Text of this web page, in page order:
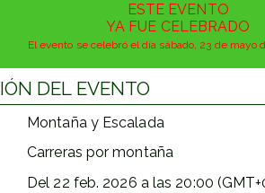
ESTE EVENTO
YA FUE CELEBRADO
El evento se celebró el día sábado, 23 de mayo
DEL EVENTO
Montaña y Escalada
Carreras por montaña
Del 22 feb. 2026 a las 20:00